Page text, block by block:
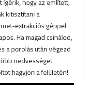
hogy az említett,
kitisztítani a
extrakciós géppel
Ha magad csinálod,
a porolás után végezd
nedvességet
hagyjon a felületén!